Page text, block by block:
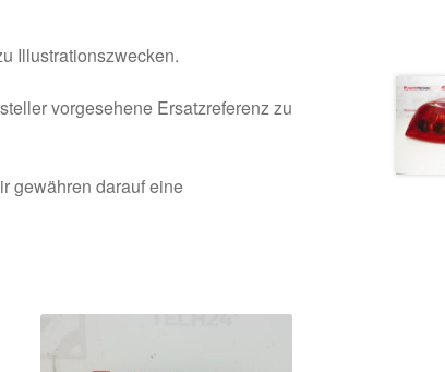
Illustrationszwecken.
vorgesehene Ersatzreferenz zu
gewähren darauf eine